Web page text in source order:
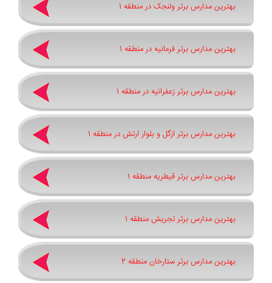
بهترین مدارس برتر ولنجک در منطقه 1
بهترین مدارس برتر فرمانیه در منطقه 1
بهترین مدارس برتر زعفرانیه در منطقه 1
بهترین مدارس برتر ازگل و بلوار ارتش در منطقه 1
بهترین مدارس برتر قیطریه منطقه 1
بهترین مدارس برتر تجریش منطقه 1
بهترین مدارس برتر ستارخان منطقه 2